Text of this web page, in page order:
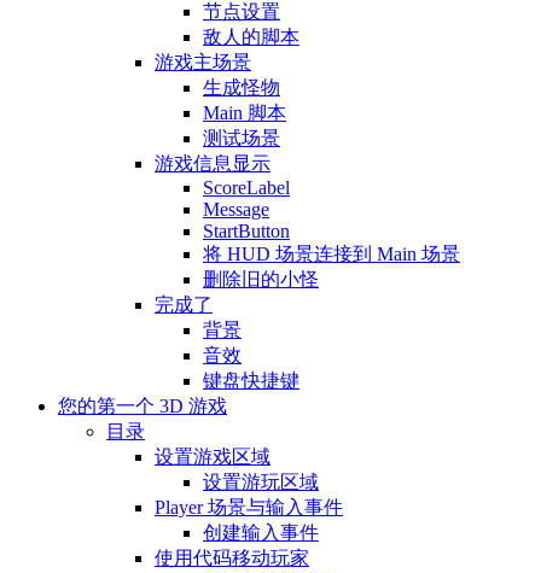
节点设置
敌人的脚本
游戏主场景
生成怪物
Main 脚本
测试场景
游戏信息显示
ScoreLabel
Message
StartButton
将 HUD 场景连接到 Main 场景
删除旧的小怪
完成了
背景
音效
键盘快捷键
您的第一个 3D 游戏
目录
设置游戏区域
设置游玩区域
Player 场景与输入事件
创建输入事件
使用代码移动玩家